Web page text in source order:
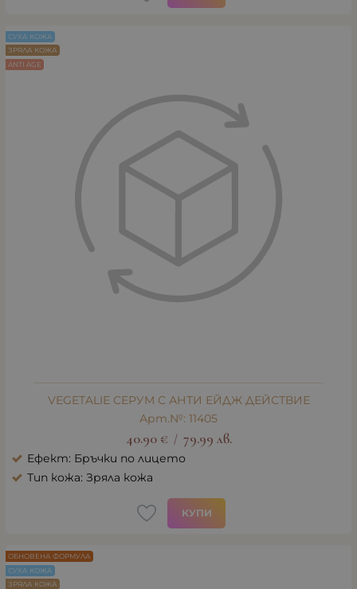
VEGETALIE СЕРУМ С АНТИ ЕЙДЖ ДЕЙСТВИЕ
Арт.№: 11405
40.90 € / 79.99 лв.
Ефект: Бръчки по лицето
Тип кожа: Зряла кожа
КУПИ
СУХА КОЖА
ЗРЯЛА КОЖА
ANTI AGE
ОБНОВЕНА ФОРМУЛА
СУХА КОЖА
ЗРЯЛА КОЖА